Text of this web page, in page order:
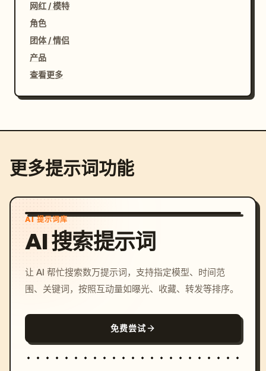
网红 / 模特
角色
团体 / 情侣
产品
查看更多
更多提示词功能
AI 提示词库
AI 搜索提示词
让 AI 帮忙搜索数万提示词，支持指定模型、时间范
围、关键词，按照互动量如曝光、收藏、转发等排序。
免费尝试